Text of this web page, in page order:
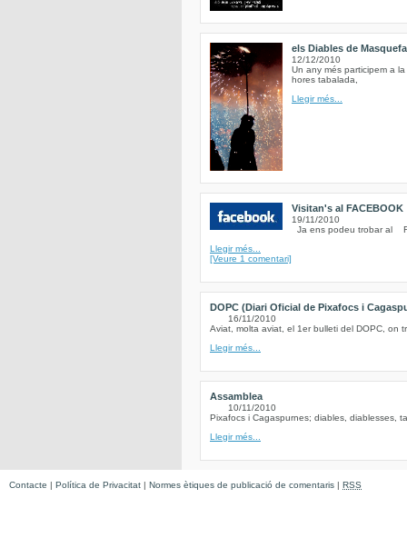
els Diables de
12/12/2010
Un any més participem a
hores tabalada,
Llegir més...
Visitan's al FACEBOOK
19/11/2010
Ja ens podeu trobar al
Llegir més...
[Veure 1 comentari]
DOPC (Diari Oficial de Pixafocs i
16/11/2010
Aviat, molta aviat, el 1er bulleti del DOPC, on
Llegir més...
Assamblea
10/11/2010
Pixafocs i Cagaspurnes; diables, diablesses,
Llegir més...
Contacte | Política de Privacitat | Normes ètiques de publicació de comentaris | RSS